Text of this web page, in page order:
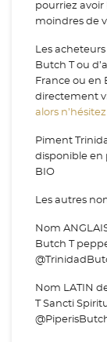
pourriez avoir
moindres de
Les
Butch T ou
France ou en
directement
alors
Piment
disponible en
BIO
Les autres
Nom
Butch T
Nom LATIN
T Sancti